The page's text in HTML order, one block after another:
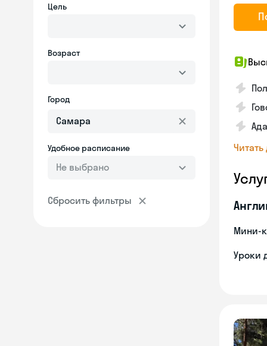
Цель
Возраст
Город
Удобное расписание
Не выбрано
Сбросить фильтры
Мини-
Уроки